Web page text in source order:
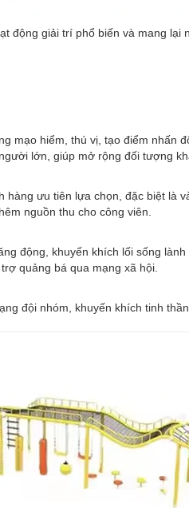
động giải trí phổ biến và mang
mạo hiểm, thú vị, tạo điểm nhấn
lớn, giúp mở rộng đối tượng
ưu tiên lựa chọn, đặc biệt là
nguồn thu cho công viên.
động, khuyến khích lối sống lành
quảng bá qua mạng xã hội.
đội nhóm, khuyến khích tinh